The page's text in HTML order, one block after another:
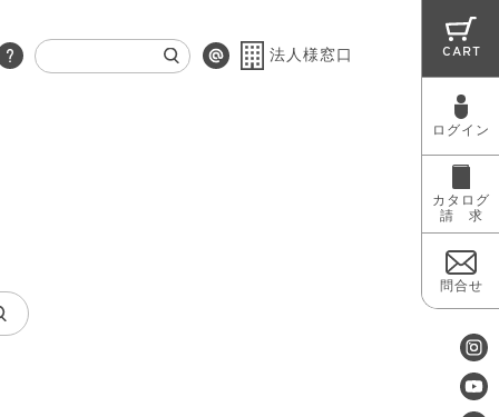
法人様窓口 CART
ログイン
カタログ
請 求
問合せ